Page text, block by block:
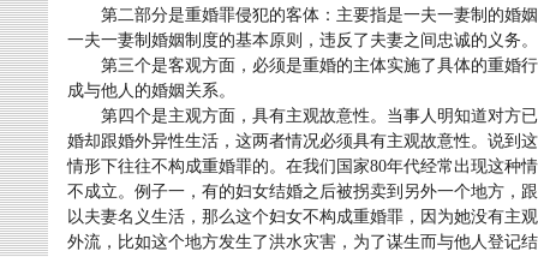
第二部分是重婚罪侵犯的客体：主要指是一夫一妻制的婚
一夫一妻制婚姻制度的基本原则，违反了夫妻之间忠诚的义务。
第三个是客观方面，必须是重婚的主体实施了具体的重婚
成与他人的婚姻关系。
第四个是主观方面，具有主观故意性。当事人明知道对方
婚却跟婚外异性生活，这两者情况必须具有主观故意性。说到
情形下往往不构成重婚罪的。在我们国家80年代经常出现这种
不成立。例子一，有的妇女结婚之后被拐卖到另外一个地方，
以夫妻名义生活，那么这个妇女不构成重婚罪，因为她没有主
外流，比如这个地方发生了洪水灾害，为了谋生而与他人登记